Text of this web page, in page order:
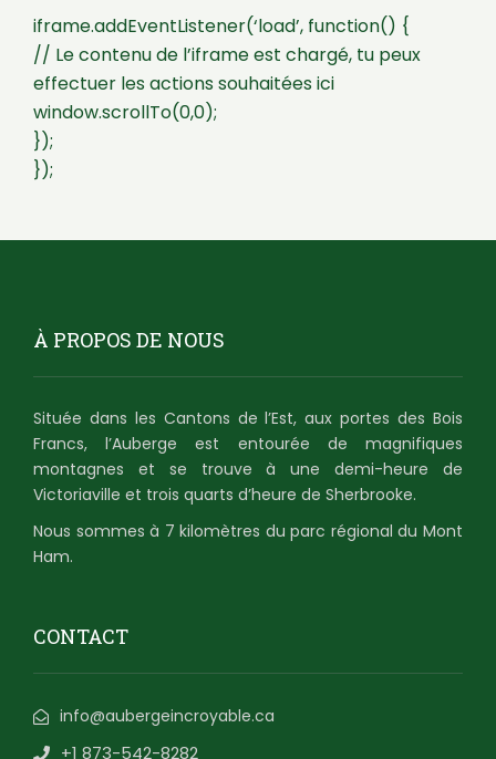
iframe.addEventListener(‘load’, function() {
// Le contenu de l’iframe est chargé, tu peux
effectuer les actions souhaitées ici
window.scrollTo(0,0);
});
});
À PROPOS DE NOUS
Située dans les Cantons de l’Est, aux portes des Bois
Francs, l’Auberge est entourée de magnifiques
montagnes et se trouve à une demi-heure de
Victoriaville et trois quarts d’heure de Sherbrooke.
Nous sommes à 7 kilomètres du parc régional du Mont
Ham.
CONTACT
info@aubergeincroyable.ca
+1 873-542-8282